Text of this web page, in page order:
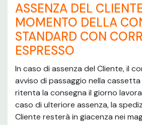
ASSENZA DEL
MOMENTO DELLA
STANDARD CON
ESPRESSO
In caso di assenza del Cliente, il
avviso di passaggio nella
ritenta la consegna il giorno
caso di ulteriore assenza, la
Cliente resterà in giacenza nei